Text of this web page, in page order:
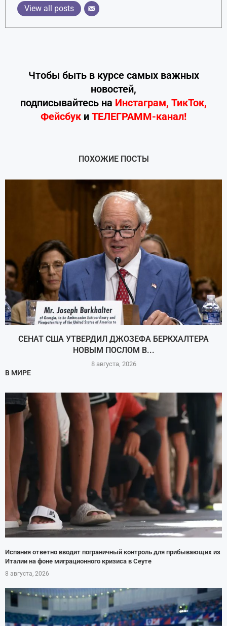
View all posts
Чтобы быть в курсе самых важных
новостей,
подписывайтесь на Инстаграм, ТикТок,
Фейсбук и ТЕЛЕГРАММ-канал!
ПОХОЖИЕ ПОСТЫ
СЕНАТ США УТВЕРДИЛ ДЖОЗЕФА БЕРКХАЛТЕРА
НОВЫМ ПОСЛОМ В...
8 августа, 2026
В МИРЕ
Испания ответно вводит пограничный контроль для прибывающих из
Италии на фоне миграционного кризиса в Сеуте
8 августа, 2026